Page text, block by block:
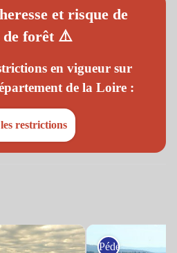
et risque de
de forêt ⚠️
en vigueur sur
de la Loire :
restrictions
Pédestre